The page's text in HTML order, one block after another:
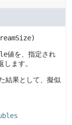
値を、指定され
ます。
結果として、擬似